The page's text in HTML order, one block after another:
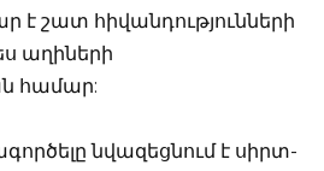
է շատ հիվանդությունների
աղիների
համար:
նվազեցնում է սիրտ-